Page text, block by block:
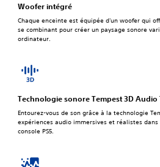
Woofer intégré
Chaque enceinte est équipée d'un woofer qui
se combinant pour créer un paysage sonore
ordinateur.
Technologie sonore Tempest 3D Audio
Entourez-vous de son grâce à la technologie
expériences audio immersives et réalistes
console PS5.